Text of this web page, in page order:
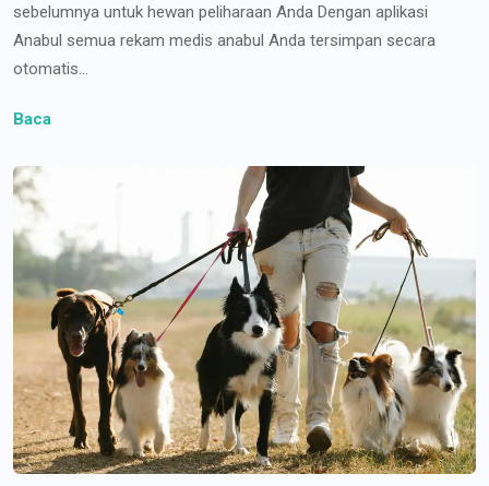
sebelumnya untuk hewan peliharaan Anda Dengan aplikasi
Anabul semua rekam medis anabul Anda tersimpan secara
otomatis...
Baca